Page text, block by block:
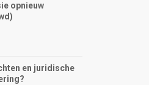
opnieuw
en juridische